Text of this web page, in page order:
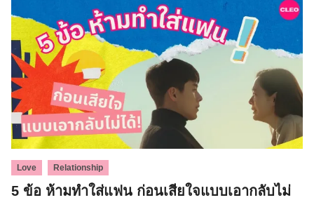
Love Relationship
5 ข้อ ห้ามทำใส่แฟน ก่อนเสียใจแบบเอากลับไม่